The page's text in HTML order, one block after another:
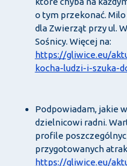
o tym przekonać.
dla Zwierząt przy ul.
Sośnicy. Więcej na:
https://gliwice.eu/
kocha-ludzi-i-szuka-
Podpowiadam, jakie
dzielnicowi radni.
profile
przygotowanych
https://gliwice.eu/